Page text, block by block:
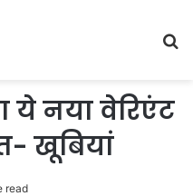
ये नया वेरिएंट
खूबियां
read